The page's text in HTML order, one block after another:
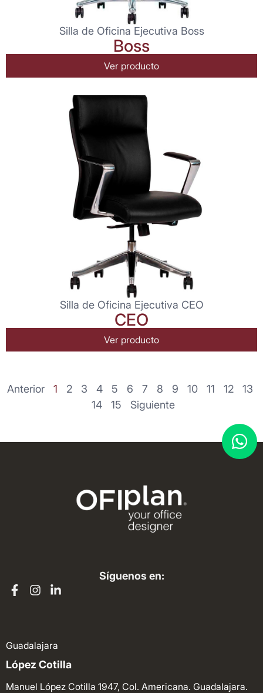
Silla de Oficina Ejecutiva Boss
Boss
Ver producto
Silla de Oficina Ejecutiva CEO
CEO
Ver producto
Anterior 1 2 3 4 5 6 7 8 9 10 11 12
13
14
15 Siguiente
Síguenos en:
Guadalajara
López Cotilla
Manuel López Cotilla 1947, Col. Americana. Guadalajara.